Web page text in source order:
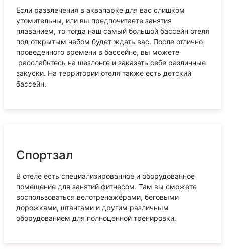
Если развлечения в аквапарке для вас слишком
утомительны, или вы предпочитаете занятия
плаванием, то тогда наш самый большой бассейн отеля
под открытым небом будет ждать вас. После отлично
проведенного времени в бассейне, вы можете
расслабьтесь на шезлонге и заказать себе различные
закуски. На территории отеля также есть детский
бассейн.
Спортзал
В отеле есть специализированное и оборудованное
помещение для занятий фитнесом. Там вы сможете
воспользоваться велотренажёрами, беговыми
дорожками, штангами и другим различным
оборудованием для полноценной тренировки.